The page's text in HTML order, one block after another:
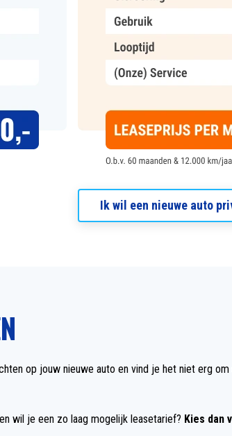
Ik wil een nieuwe auto
op jouw nieuwe auto en vind je het niet erg
wil je een zo laag mogelijk leasetarief? Kies dan